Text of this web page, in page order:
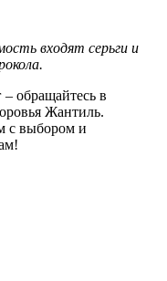
входят серьги и
обращайтесь в
Жантиль.
с выбором и